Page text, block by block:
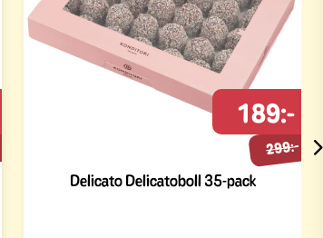
Delicato Delicatoboll 35-pack
299:-
189:-